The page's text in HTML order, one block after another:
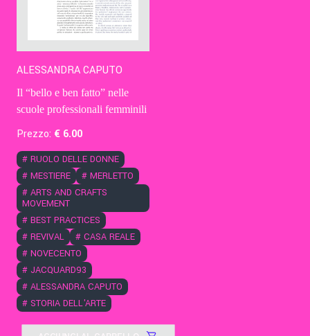
ALESSANDRA CAPUTO
Il “bello e ben fatto” nelle
scuole professionali femminili
Prezzo: € 6.00
# RUOLO DELLE DONNE
# MESTIERE # MERLETTO
# ARTS AND CRAFTS
MOVEMENT
# BEST PRACTICES
# REVIVAL # CASA REALE
# NOVECENTO
# JACQUARD93
# ALESSANDRA CAPUTO
# STORIA DELL'ARTE